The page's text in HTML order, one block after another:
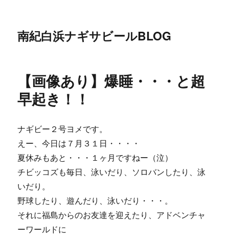
南紀白浜ナギサビールBLOG
【画像あり】爆睡・・・と超
早起き！！
ナギビー２号ヨメです。
えー、今日は７月３１日・・・・
夏休みもあと・・・１ヶ月ですねー（泣）
チビッコズも毎日、泳いだり、ソロバンしたり、泳
いだり。
野球したり、遊んだり、泳いだり・・・。
それに福島からのお友達を迎えたり、アドベンチャ
ーワールドに